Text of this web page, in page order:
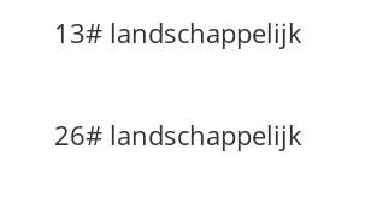
13# landschappelijk
26# landschappelijk